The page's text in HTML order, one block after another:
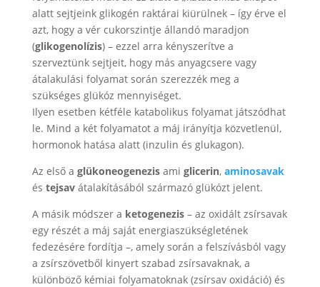
alatt sejtjeink glikogén raktárai kiürülnek – így érve el
azt, hogy a vér cukorszintje állandó maradjon
(glikogenolízis) – ezzel arra kényszerítve a
szerveztünk sejtjeit, hogy más anyagcsere vagy
átalakulási folyamat során szerezzék meg a
szükséges glükóz mennyiséget.
Ilyen esetben kétféle katabolikus folyamat játszódhat
le. Mind a két folyamatot a máj irányítja közvetlenül,
hormonok hatása alatt (inzulin és glukagon).
Az első a glükoneogenezisami glicerin, aminosavak
és tejsavátalakításából származó glükózt jelent.
A másik módszer a ketogenezis– az oxidált zsírsavak
egy részét a máj saját energiaszükségletének
fedezésére fordítja –, amely során a felszívásból vagy
a zsírszövetből kinyert szabad zsírsavaknak, a
különböző kémiai folyamatoknak (zsírsav oxidáció) és